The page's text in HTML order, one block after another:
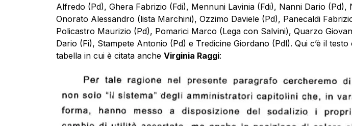
Alfredo (Pd), Ghera Fabrizio (Fdi), Mennuni Lavinia (Fdi), Nanni Dario (Pd),
Onorato Alessandro (lista Marchini), Ozzimo Daviele (Pd), Panecaldi
Policastro Maurizio (Pd), Pomarici Marco (Lega con Salvini), Quarzo
Dario (Fi), Stampete Antonio (Pd) e Tredicine Giordano (Pdl). Qui c’è il
tabella in cui è citata anche Virginia Raggi: